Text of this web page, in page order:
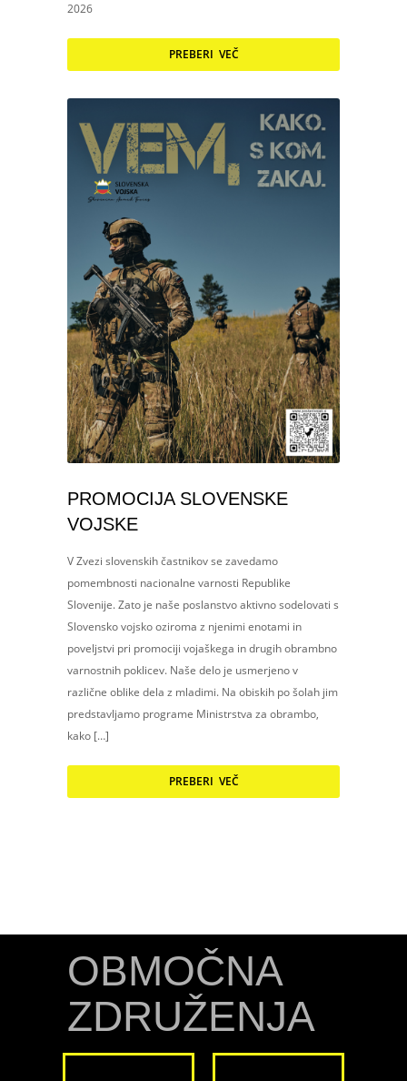
2026
PREBERI VEČ
PROMOCIJA SLOVENSKE
VOJSKE
V Zvezi slovenskih častnikov se zavedamo
pomembnosti nacionalne varnosti Republike
Slovenije. Zato je naše poslanstvo aktivno sodelovati s
Slovensko vojsko oziroma z njenimi enotami in
poveljstvi pri promociji vojaškega in drugih obrambno
varnostnih poklicev. Naše delo je usmerjeno v
različne oblike dela z mladimi. Na obiskih po šolah jim
predstavljamo programe Ministrstva za obrambo,
kako […]
PREBERI VEČ
OBMOČNA
ZDRUŽENJA